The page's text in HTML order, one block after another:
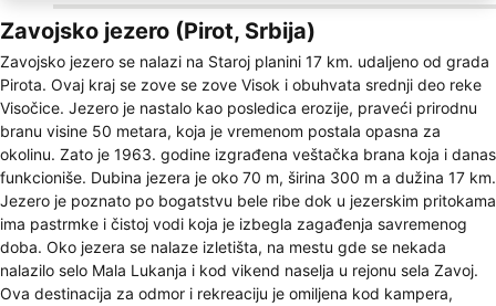
Zavojsko jezero (Pirot, Srbija)
Zavojsko jezero se nalazi na Staroj planini 17 km. udaljeno od grada
Pirota. Ovaj kraj se zove se zove Visok i obuhvata srednji deo reke
Visočice. Jezero je nastalo kao posledica erozije, praveći prirodnu
branu visine 50 metara, koja je vremenom postala opasna za
okolinu. Zato je 1963. godine izgrađena veštačka brana koja i danas
funkcioniše. Dubina jezera je oko 70 m, širina 300 m a dužina 17 km.
Jezero je poznato po bogatstvu bele ribe dok u jezerskim pritokama
ima pastrmke i čistoj vodi koja je izbegla zagađenja savremenog
doba. Oko jezera se nalaze izletišta, na mestu gde se nekada
nalazilo selo Mala Lukanja i kod vikend naselja u rejonu sela Zavoj.
Ova destinacija za odmor i rekreaciju je omiljena kod kampera,